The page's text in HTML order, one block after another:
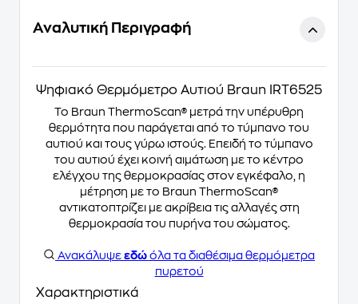
Αναλυτική Περιγραφή
Ψηφιακό Θερμόμετρο Αυτιού Braun IRT6525
Το Braun ThermoScan® μετρά την υπέρυθρη
θερμότητα που παράγεται από το τύμπανο του
αυτιού και τους γύρω ιστούς. Επειδή το τύμπανο
του αυτιού έχει κοινή αιμάτωση με το κέντρο
ελέγχου της θερμοκρασίας στον εγκέφαλο, η
μέτρηση με το Braun ThermoScan®
αντικατοπτρίζει με ακρίβεια τις αλλαγές στη
θερμοκρασία του πυρήνα του σώματος.
Ανακάλυψε εδώ όλα τα διαθέσιμα θερμόμετρα
πυρετού
Χαρακτηριστικά